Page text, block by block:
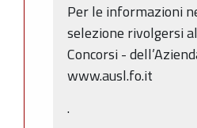
Per le informazioni
selezione rivolgersi
Concorsi -
www.ausl.fo.it
.